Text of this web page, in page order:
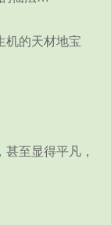
机的天材地宝
至显得平凡，